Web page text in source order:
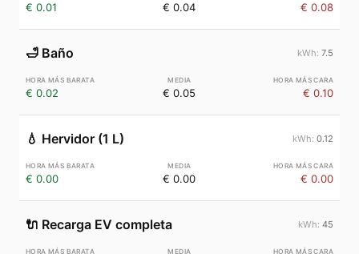
€ 0.01 € 0.04 € 0.08
🛁 Baño 7.5
€ 0.02 € 0.05 € 0.10
💧 Hervidor (1 L) 0.12
€ 0.00 € 0.00 € 0.00
🔌 Recarga EV completa 45